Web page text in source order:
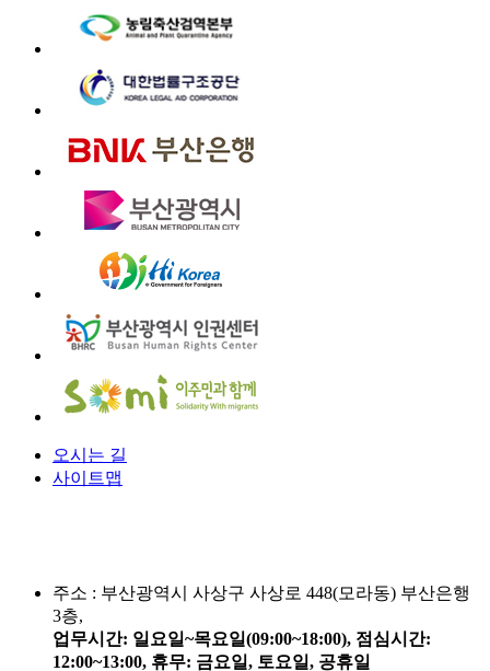
오시는 길
사이트맵
주소 : 부산광역시 사상구 사상로 448(모라동) 부산은행
3층,
업무시간: 일요일~목요일(09:00~18:00), 점심시간:
12:00~13:00, 휴무: 금요일, 토요일, 공휴일